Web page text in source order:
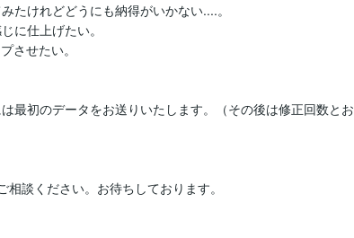
たけれどどうにも納得がいかない....。
に仕上げたい。
させたい。
最初のデータをお送りいたします。（その後は修正回数とお
談ください。お待ちしております。